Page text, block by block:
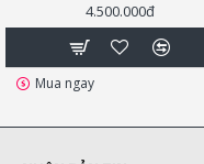
4.500.000đ
Mua ngay